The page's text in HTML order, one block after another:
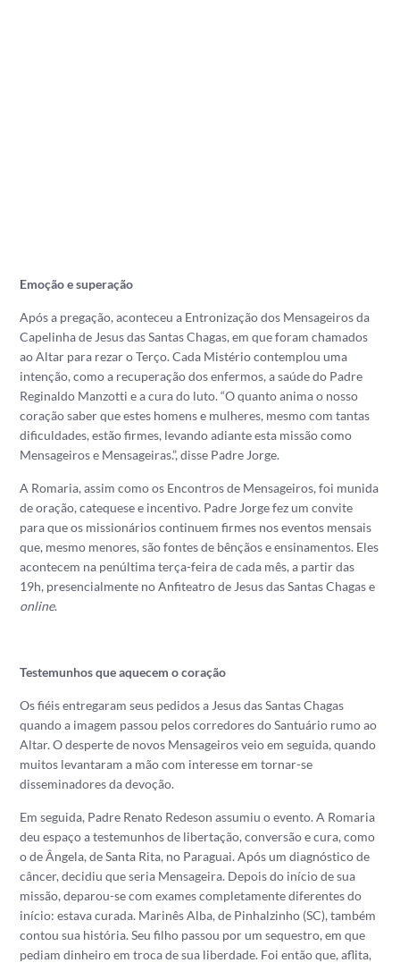
Emoção e superação
Após a pregação, aconteceu a Entronização dos Mensageiros da
Capelinha de Jesus das Santas Chagas, em que foram chamados
ao Altar para rezar o Terço. Cada Mistério contemplou uma
intenção, como a recuperação dos enfermos, a saúde do Padre
Reginaldo Manzotti e a cura do luto. “O quanto anima o nosso
coração saber que estes homens e mulheres, mesmo com tantas
dificuldades, estão firmes, levando adiante esta missão como
Mensageiros e Mensageiras.”, disse Padre Jorge.
A Romaria, assim como os Encontros de Mensageiros, foi munida
de oração, catequese e incentivo. Padre Jorge fez um convite
para que os missionários continuem firmes nos eventos mensais
que, mesmo menores, são fontes de bênçãos e ensinamentos. Eles
acontecem na penúltima terça-feira de cada mês, a partir das
19h, presencialmente no Anfiteatro de Jesus das Santas Chagas e
online.
Testemunhos que aquecem o coração
Os fiéis entregaram seus pedidos a Jesus das Santas Chagas
quando a imagem passou pelos corredores do Santuário rumo ao
Altar. O desperte de novos Mensageiros veio em seguida, quando
muitos levantaram a mão com interesse em tornar-se
disseminadores da devoção.
Em seguida, Padre Renato Redeson assumiu o evento. A Romaria
deu espaço a testemunhos de libertação, conversão e cura, como
o de Ângela, de Santa Rita, no Paraguai. Após um diagnóstico de
câncer, decidiu que seria Mensageira. Depois do início de sua
missão, deparou-se com exames completamente diferentes do
início: estava curada. Marinês Alba, de Pinhalzinho (SC), também
contou sua história. Seu filho passou por um sequestro, em que
pediam dinheiro em troca de sua liberdade. Foi então que, aflita,